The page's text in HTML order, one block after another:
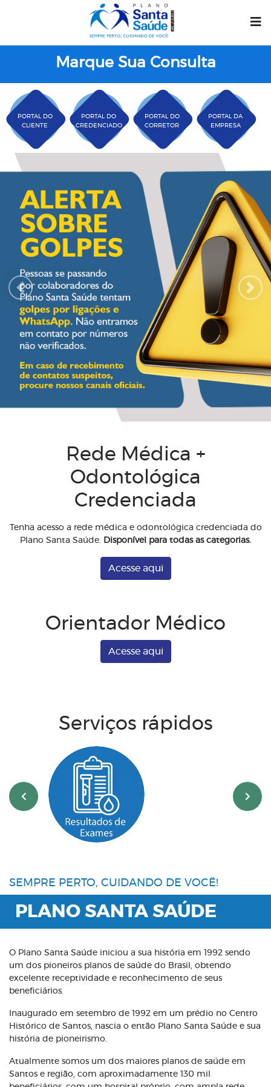
Marque Sua Consulta
PORTAL DO
CLIENTE
PORTAL DO
CREDENCIADO
PORTAL DO
CORRETOR
PORTAL DA
EMPRESA
Plano Santa Casa
Previous Next
Rede Médica +
Odontológica
Credenciada
Tenha acesso a rede médica e odontológica credenciada do
Plano Santa Saúde. Disponível para todas as categorias.
Acesse aqui
Orientador Médico
Acesse aqui
Serviços rápidos
‹ ›
SEMPRE PERTO, CUIDANDO DE VOCÊ!
PLANO SANTA SAÚDE
O Plano Santa Saúde iniciou a sua história em 1992 sendo
um dos pioneiros planos de saúde do Brasil, obtendo
excelente receptividade e reconhecimento de seus
beneficiários.
Inaugurado em setembro de 1992 em um prédio no Centro
Histórico de Santos, nascia o então Plano Santa Saúde e sua
história de pioneirismo.
Atualmente somos um dos maiores planos de saúde em
Santos e região, com aproximadamente 130 mil